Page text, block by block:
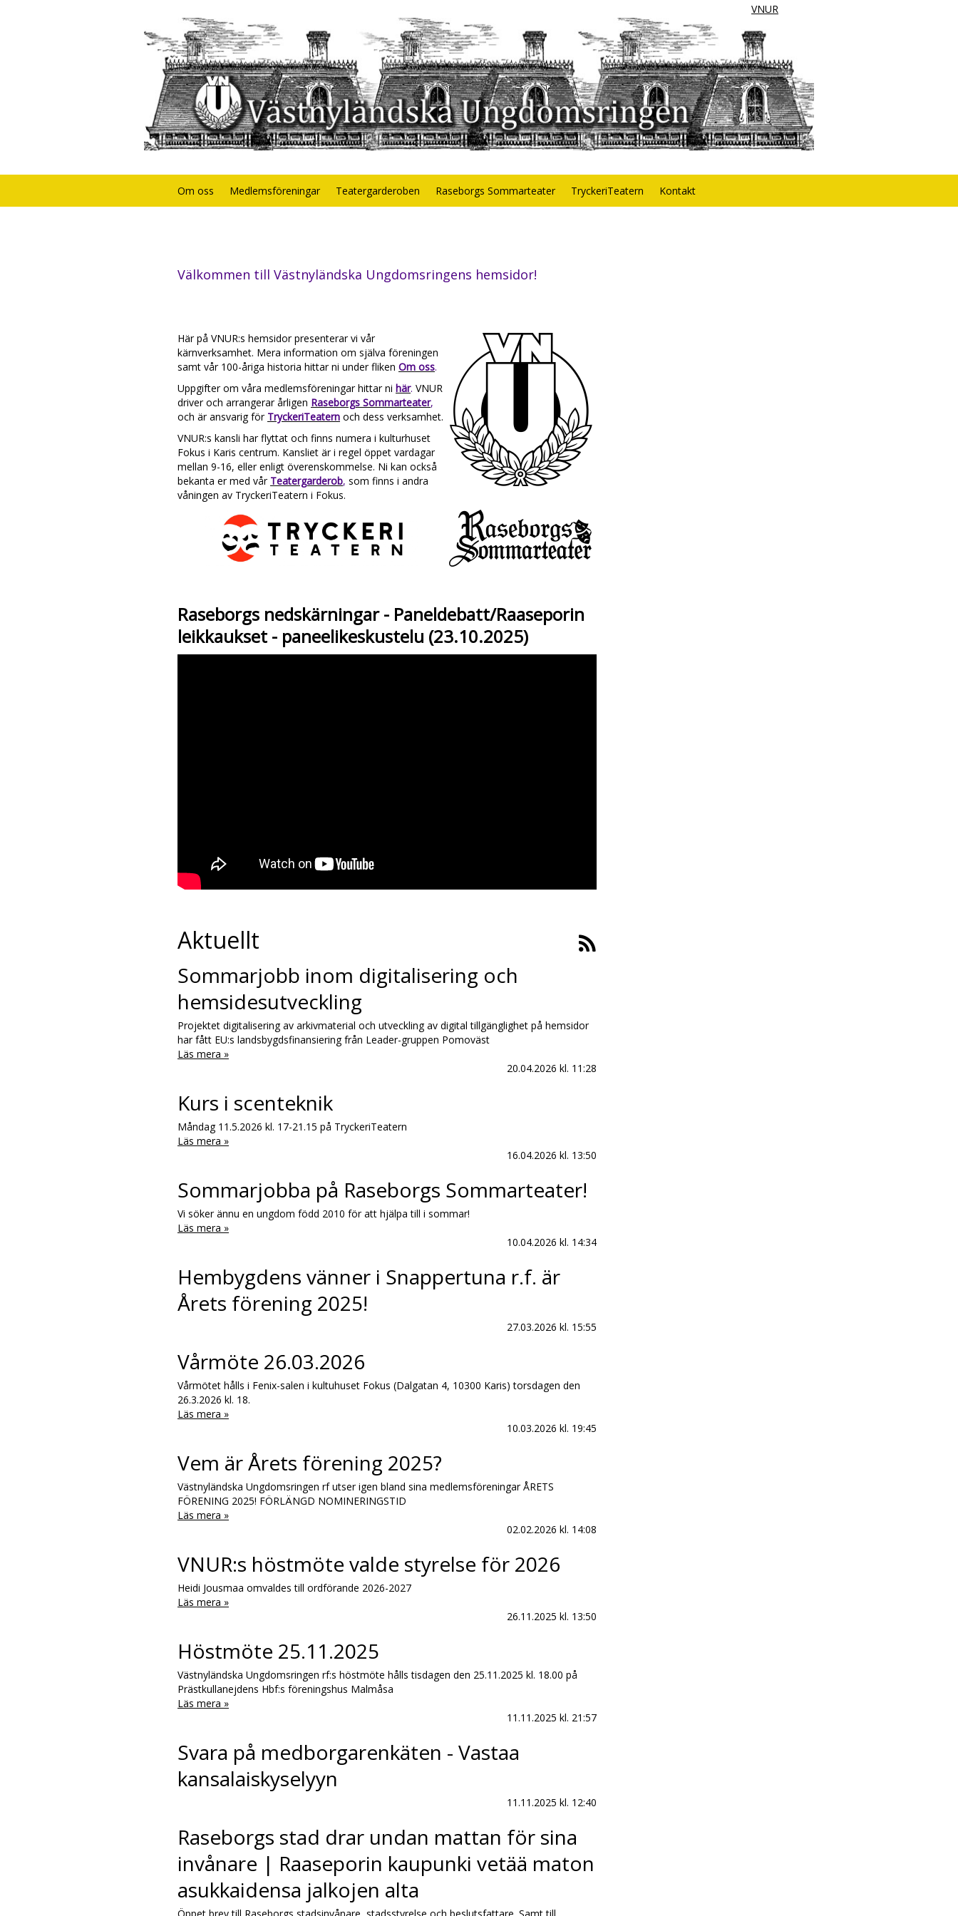
VNUR
Om oss Medlemsföreningar Teatergarderoben Raseborgs Sommarteater TryckeriTeatern Kontakt
Välkommen till Västnyländska Ungdomsringens hemsidor!
Här på VNUR:s hemsidor presenterar vi vår
kärnverksamhet. Mera information om själva föreningen
samt vår 100-åriga historia hittar ni under fliken Om oss.
Uppgifter om våra medlemsföreningar hittar ni här. VNUR
driver och arrangerar årligen Raseborgs Sommarteater,
och är ansvarig för TryckeriTeatern och dess verksamhet.
VNUR:s kansli har flyttat och finns numera i kulturhuset
Fokus i Karis centrum. Kansliet är i regel öppet vardagar
mellan 9-16, eller enligt överenskommelse. Ni kan också
bekanta er med vår Teatergarderob, som finns i andra
våningen av TryckeriTeatern i Fokus.
Raseborgs nedskärningar - Paneldebatt/Raaseporin
leikkaukset - paneelikeskustelu (23.10.2025)
Aktuellt
Sommarjobb inom digitalisering och
hemsidesutveckling
Projektet digitalisering av arkivmaterial och utveckling av digital tillgänglighet på hemsidor
har fått EU:s landsbygdsfinansiering från Leader-gruppen Pomoväst
Läs mera »
20.04.2026 kl. 11:28
Kurs i scenteknik
Måndag 11.5.2026 kl. 17-21.15 på TryckeriTeatern
Läs mera »
16.04.2026 kl. 13:50
Sommarjobba på Raseborgs Sommarteater!
Vi söker ännu en ungdom född 2010 för att hjälpa till i sommar!
Läs mera »
10.04.2026 kl. 14:34
Hembygdens vänner i Snappertuna r.f. är
Årets förening 2025!
27.03.2026 kl. 15:55
Vårmöte 26.03.2026
Vårmötet hålls i Fenix-salen i kultuhuset Fokus (Dalgatan 4, 10300 Karis) torsdagen den
26.3.2026 kl. 18.
Läs mera »
10.03.2026 kl. 19:45
Vem är Årets förening 2025?
Västnyländska Ungdomsringen rf utser igen bland sina medlemsföreningar ÅRETS
FÖRENING 2025! FÖRLÄNGD NOMINERINGSTID
Läs mera »
02.02.2026 kl. 14:08
VNUR:s höstmöte valde styrelse för 2026
Heidi Jousmaa omvaldes till ordförande 2026-2027
Läs mera »
26.11.2025 kl. 13:50
Höstmöte 25.11.2025
Västnyländska Ungdomsringen rf:s höstmöte hålls tisdagen den 25.11.2025 kl. 18.00 på
Prästkullanejdens Hbf:s föreningshus Malmåsa
Läs mera »
11.11.2025 kl. 21:57
Svara på medborgarenkäten - Vastaa
kansalaiskyselyyn
11.11.2025 kl. 12:40
Raseborgs stad drar undan mattan för sina
invånare | Raaseporin kaupunki vetää maton
asukkaidensa jalkojen alta